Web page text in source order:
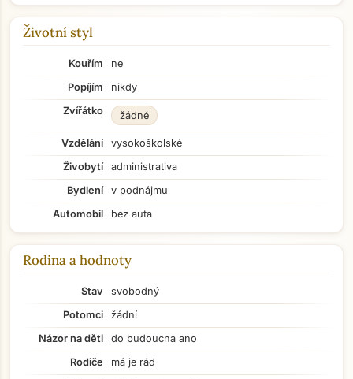
Životní styl
Kouřím
ne
Popíjím
nikdy
Zvířátko
žádné
Vzdělání
vysokoškolské
Živobytí
administrativa
Bydlení
v podnájmu
Automobil
bez auta
Rodina a hodnoty
Stav
svobodný
Potomci
žádní
Názor na děti
do budoucna ano
Rodiče
má je rád